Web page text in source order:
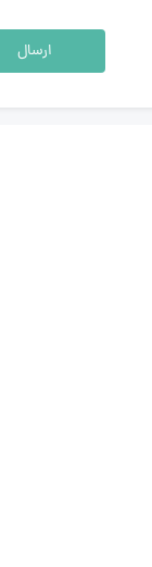
ارسال